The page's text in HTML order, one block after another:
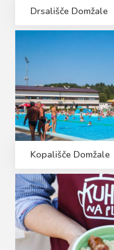
Drsališče Domžale
Kopališče Domžale